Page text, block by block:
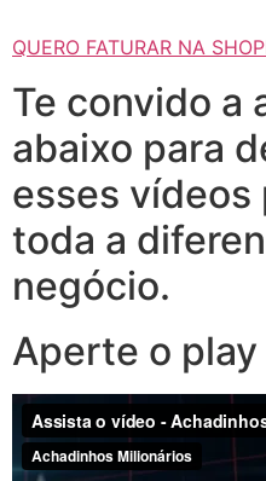
QUERO FATURAR NA
Te convido a
abaixo para
esses
toda a
negócio.
Aperte o